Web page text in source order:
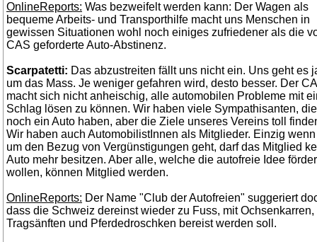
OnlineReports: Was bezweifelt werden kann: Der Wagen als
bequeme Arbeits- und Transporthilfe macht uns Menschen in
gewissen Situationen wohl noch einiges zufriedener als die
CAS geforderte Auto-Abstinenz.
Scarpatetti: Das abzustreiten fällt uns nicht ein. Uns geht es
um das Mass. Je weniger gefahren wird, desto besser. Der
macht sich nicht anheischig, alle automobilen Probleme mit
Schlag lösen zu können. Wir haben viele Sympathisanten, die
noch ein Auto haben, aber die Ziele unseres Vereins toll
Wir haben auch AutomobilistInnen als Mitglieder. Einzig
um den Bezug von Vergünstigungen geht, darf das Mitglied
Auto mehr besitzen. Aber alle, welche die autofreie Idee
wollen, können Mitglied werden.
OnlineReports: Der Name "Club der Autofreien" suggeriert
dass die Schweiz dereinst wieder zu Fuss, mit Ochsenkarren,
Tragsänften und Pferdedroschken bereist werden soll.